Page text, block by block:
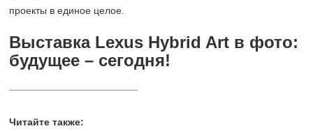
проекты в единое целое.
Выставка Lexus Hybrid Art в фото:
будущее – сегодня!
Читайте также: